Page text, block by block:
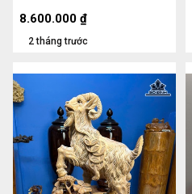
2 tháng trước
8.600.000 ₫